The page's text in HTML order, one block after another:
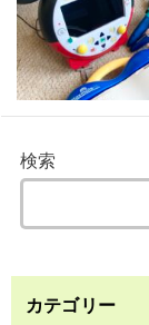
検索
カテゴリー